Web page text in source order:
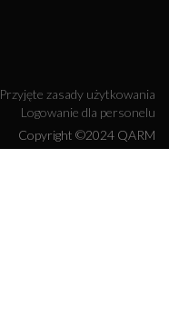
Przyjęte zasady użytkowania
Logowanie dla personelu
Copyright ©2024 QARM